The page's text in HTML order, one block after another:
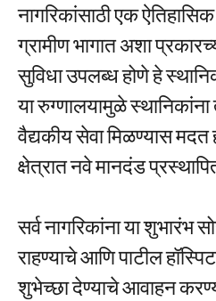
नागरिकांसाठी एक
ग्रामीण भागात अशा
सुविधा उपलब्ध होणे हे
या रुग्णालयामुळे
वैद्यकीय सेवा मिळण्यास
क्षेत्रात नवे मानदंड
सर्व नागरिकांना या शुभारंभ
राहण्याचे आणि पाटील
शुभेच्छा देण्याचे आवाहन